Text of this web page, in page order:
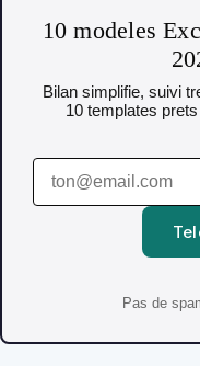
10 modeles
Bilan simplifie, suivi
10 templates
Pas de